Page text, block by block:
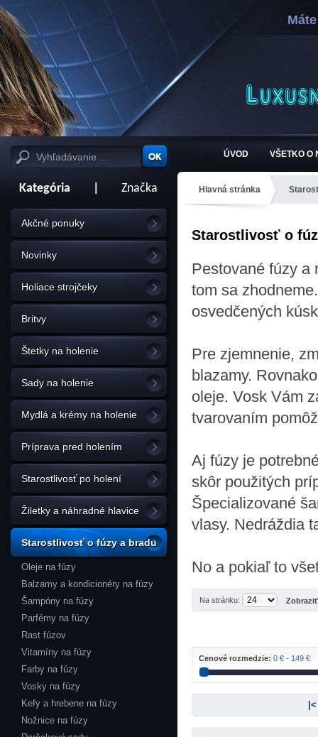
ÚVOD VŠETKO O
Kategória Značka
Akčné ponuky
Novinky
Holiace strojčeky
Britvy
Štetky na holenie
Sady na holenie
Mydlá a krémy na holenie
Príprava pred holením
Starostlivosť po holení
Žiletky a náhradné hlavice
Starostlivosť o fúzy a bradu
Oleje na fúzy
Balzamy a kondicionéry na fúzy
Šampóny na fúzy
Parfémy na fúzy
Rast fúzov
Vitamíny na fúzy
Farby na fúzy
Vosky na fúzy
Kefy a hrebene na fúzy
Nožnice na fúzy
Hlavná stránka
Starostlivosť o
Pestované fúzy a
tom sa
osvedčených
Pre zjemnenie,
blazamy.
oleje. Vosk Vám
tvarovaním
Aj fúzy je
skôr použitých
Špecializované
vlasy. Nedráždia
No a pokiaľ to
Na stránku:
Cenové rozmedzie: 0 € - 149 €
|<